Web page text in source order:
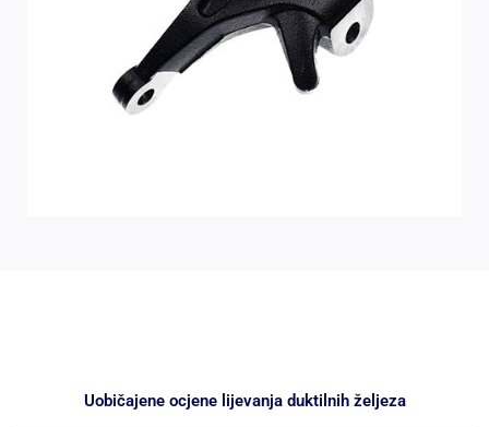
Uobičajene ocjene lijevanja duktilnih željeza